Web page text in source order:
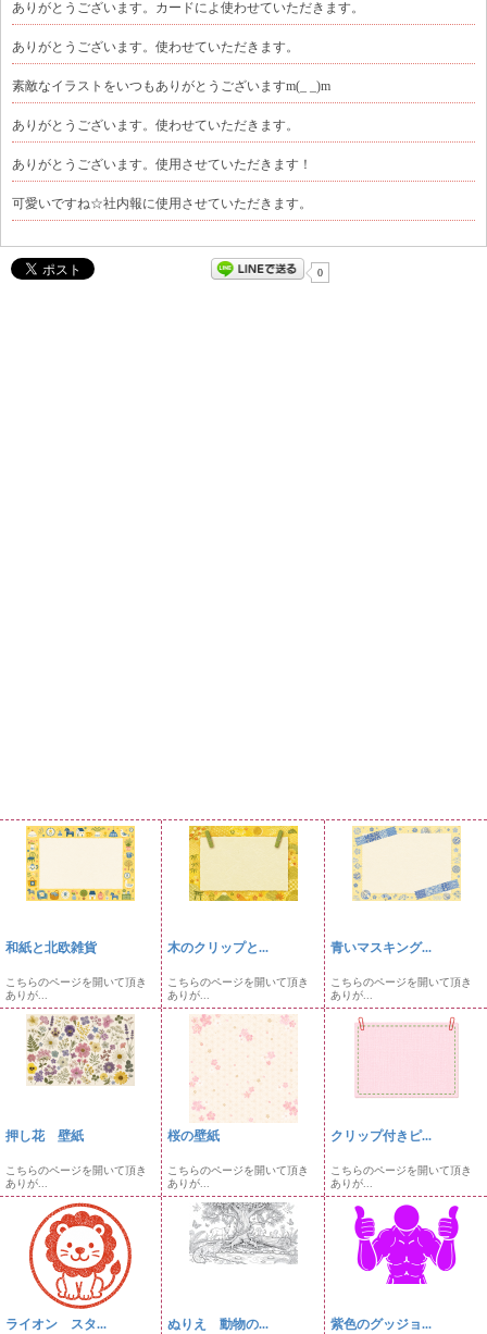
ありがとうございます。カードによ使わせていただきます。
ありがとうございます。使わせていただきます。
素敵なイラストをいつもありがとうございますm(_ _)m
ありがとうございます。使わせていただきます。
ありがとうございます。使用させていただきます！
可愛いですね☆社内報に使用させていただきます。
0
和紙と北欧雑貨
こちらのページを開いて頂き
ありが...
木のクリップと...
こちらのページを開いて頂き
ありが...
青いマスキング...
こちらのページを開いて頂き
ありが...
押し花 壁紙
こちらのページを開いて頂き
ありが...
桜の壁紙
こちらのページを開いて頂き
ありが...
クリップ付きピ...
こちらのページを開いて頂き
ありが...
ライオン スタ... ぬりえ 動物の... 紫色のグッジョ...